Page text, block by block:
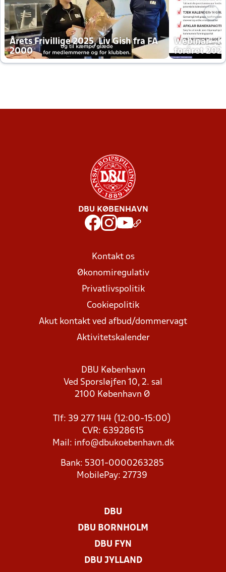
Årets Frivillige 2025, Liv Gish fra FA
2000
Webinar -
foråret
DBU KØBENHAVN
Kontakt os
Økonomiregulativ
Privatlivspolitik
Cookiepolitik
Akut kontakt ved afbud/dommervagt
Aktivitetskalender
DBU København
Ved Sporsløjfen 10, 2. sal
2100 København Ø
Tlf: 39 277 144 (12:00-15:00)
CVR: 63928615
Mail: info@dbukoebenhavn.dk
Bank: 5301-0000263285
MobilePay: 27739
DBU
DBU BORNHOLM
DBU FYN
DBU JYLLAND